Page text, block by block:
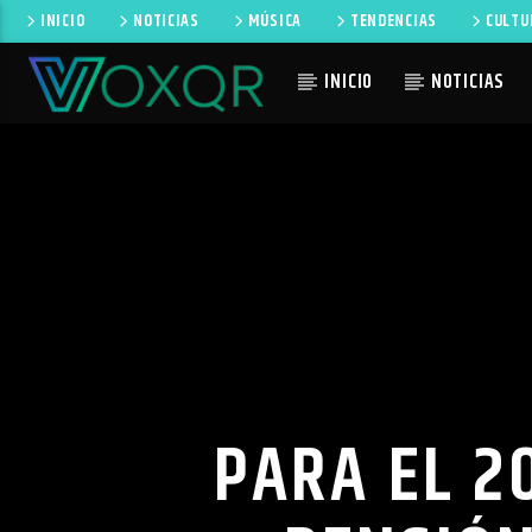
INICIO NOTICIAS MÚSICA TENDENCIAS
INICIO NOTICIAS
PARA EL